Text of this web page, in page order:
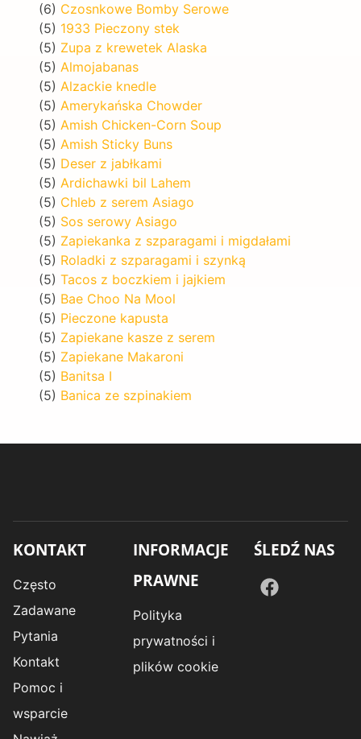
(6) Czosnkowe Bomby Serowe
(5) 1933 Pieczony stek
(5) Zupa z krewetek Alaska
(5) Almojabanas
(5) Alzackie knedle
(5) Amerykańska Chowder
(5) Amish Chicken-Corn Soup
(5) Amish Sticky Buns
(5) Deser z jabłkami
(5) Ardichawki bil Lahem
(5) Chleb z serem Asiago
(5) Sos serowy Asiago
(5) Zapiekanka z szparagami i migdałami
(5) Roladki z szparagami i szynką
(5) Tacos z boczkiem i jajkiem
(5) Bae Choo Na Mool
(5) Pieczone kapusta
(5) Zapiekane kasze z serem
(5) Zapiekane Makaroni
(5) Banitsa I
(5) Banica ze szpinakiem
KONTAKT
Często
Zadawane
Pytania
Kontakt
Pomoc i
wsparcie
INFORMACJE
PRAWNE
Polityka
prywatności i
plików cookie
ŚLEDŹ NAS